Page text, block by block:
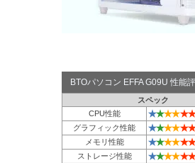
BTOパソコン EFFA G09U 性能
スペック
CPU性能
★★★★★★
グラフィック性能 ★★★★★★
メモリ性能 ★★★★★★
ストレージ性能 ★★★★★★